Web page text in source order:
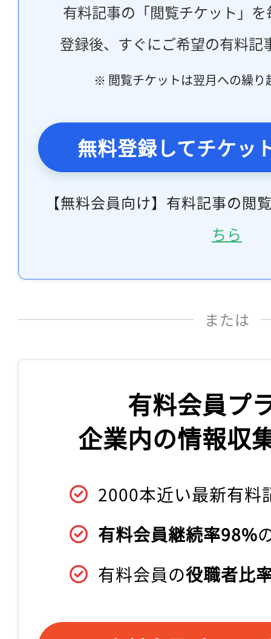
有料記事の「閲覧チケット」
登録後、すぐにご希望の有料記
※ 閲覧チケットは翌月への繰り
無料登録してチケッ
【無料会員向け】有料記事の閲
ちら
または
有料会員プ
企業内の情報収
2000本近い最新有料
有料会員継続率98%
有料会員の役職者比